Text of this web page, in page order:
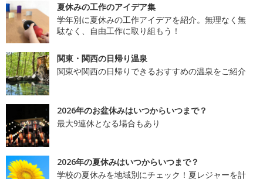
夏休みの工作のアイデア集
学年別に夏休みの工作アイデアを紹介。無理なく無
駄なく、自由工作に取り組もう！
関東・関西の日帰り温泉
関東や関西の日帰りできるおすすめの温泉をご紹介
2026年のお盆休みはいつからいつまで？
最大9連休となる場合もあり
2026年の夏休みはいつからいつまで？
学校の夏休みを地域別にチェック！夏レジャーを計